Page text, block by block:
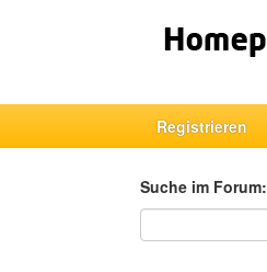
Registrieren
Suche im Forum:
Suche im Forum